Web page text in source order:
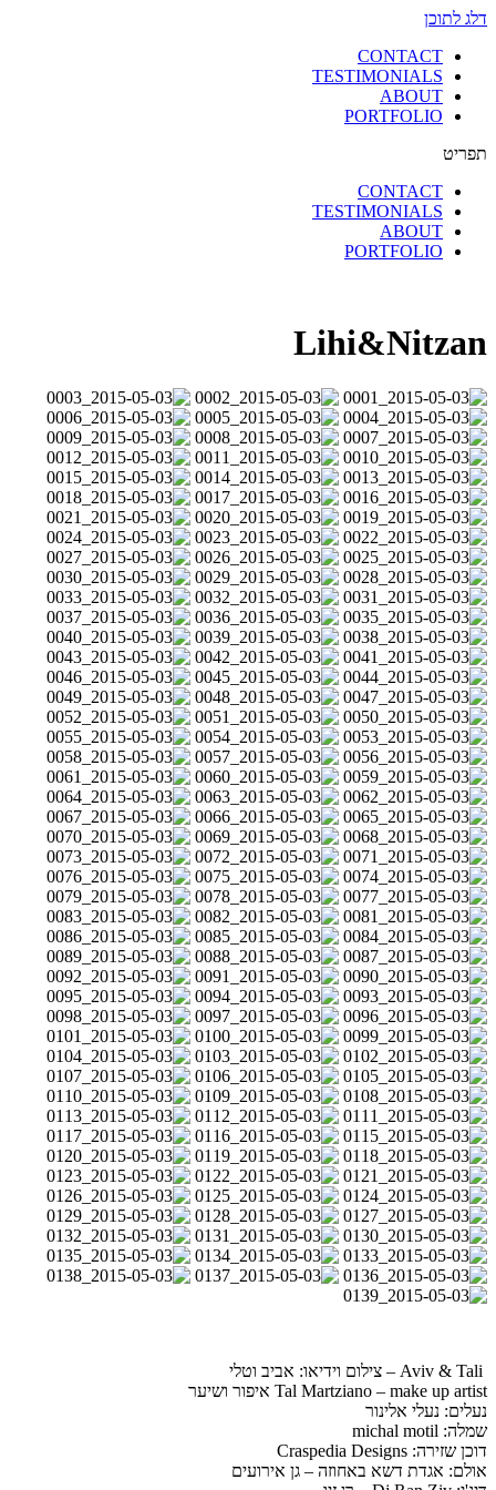
דלג לתוכן
CONTACT
TESTIMONIALS
ABOUT
PORTFOLIO
תפריט
CONTACT
TESTIMONIALS
ABOUT
PORTFOLIO
Lihi&Nitzan
Tal Martziano – make up artist איפור ושיער
נעלים: נעלי אלינור
שמלה: michal motil
דוכן שזירה: Craspedia Designs
אולם: אגדת דשא באחוזה – גן אירועים